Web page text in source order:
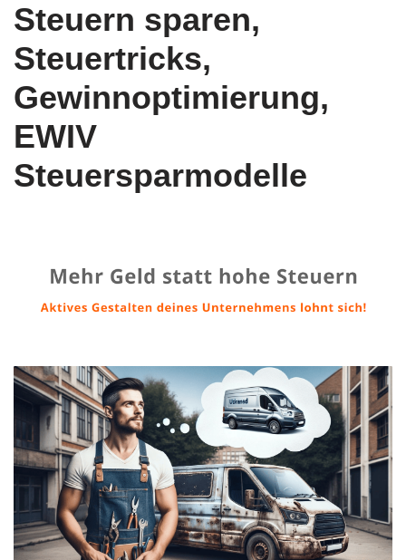
Steuern sparen,
Steuertricks,
Gewinnoptimierung,
EWIV
Steuersparmodelle